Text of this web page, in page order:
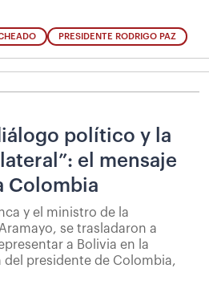
PRESIDENTE RODRIGO PAZ
político y la
el mensaje
Colombia
y el ministro de la
se trasladaron a
a Bolivia en la
presidente de Colombia,